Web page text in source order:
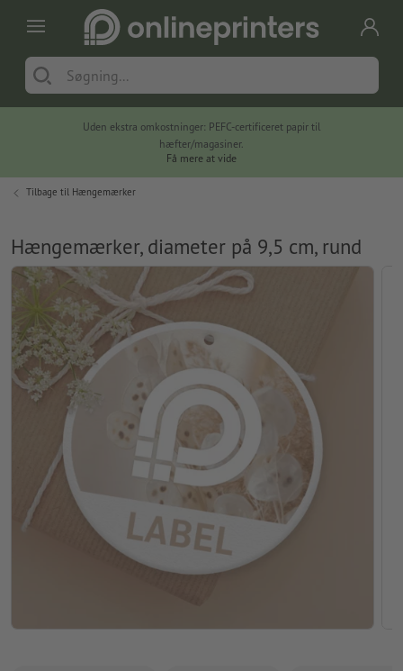
Uden ekstra omkostninger: PEFC-certificeret papir til
hæfter/magasiner.
Få mere at vide
Tilbage til Hængemærker
Hængemærker, diameter på 9,5 cm, rund